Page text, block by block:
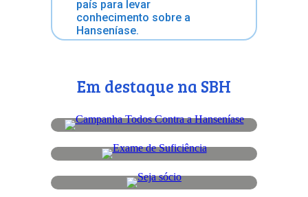
país para levar
conhecimento sobre a
Hanseníase.
Em destaque na SBH